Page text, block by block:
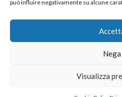
può influire negativamente su alcune
Nega
Visualizza